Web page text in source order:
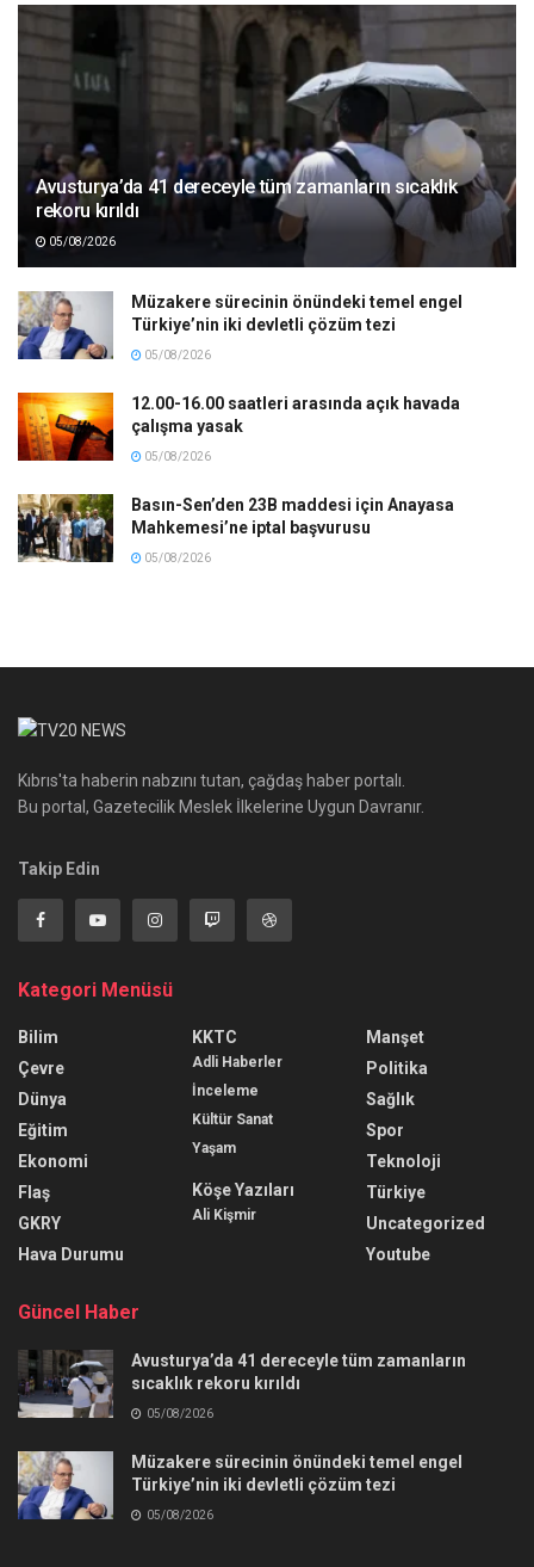
Avusturya’da 41 dereceyle tüm zamanların sıcaklık
rekoru kırıldı
05/08/2026
Müzakere sürecinin önündeki temel engel
Türkiye’nin iki devletli çözüm tezi
05/08/2026
12.00-16.00 saatleri arasında açık havada
çalışma yasak
05/08/2026
Basın-Sen’den 23B maddesi için Anayasa
Mahkemesi’ne iptal başvurusu
05/08/2026
Kıbrıs'ta haberin nabzını tutan, çağdaş haber portalı.
Bu portal, Gazetecilik Meslek İlkelerine Uygun Davranır.
Takip Edin
Kategori Menüsü
Bilim
Çevre
Dünya
Eğitim
Ekonomi
Flaş
GKRY
Hava Durumu
KKTC
Adli Haberler
İnceleme
Kültür Sanat
Yaşam
Köşe Yazıları
Ali Kişmir
Manşet
Politika
Sağlık
Spor
Teknoloji
Türkiye
Uncategorized
Youtube
Güncel Haber
Avusturya’da 41 dereceyle tüm zamanların
sıcaklık rekoru kırıldı
05/08/2026
Müzakere sürecinin önündeki temel engel
Türkiye’nin iki devletli çözüm tezi
05/08/2026